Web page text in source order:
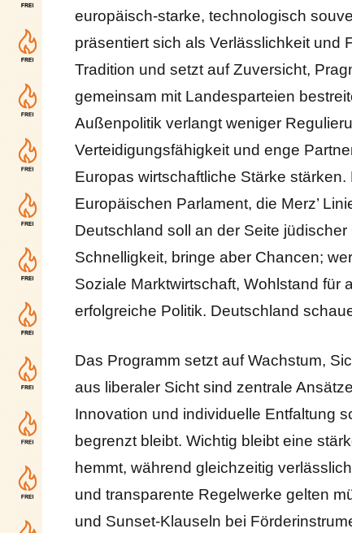
europäisch-starke, technologisch
präsentiert sich als Verlässlichkeit und
Tradition und setzt auf Zuversicht,
gemeinsam mit Landesparteien
Außenpolitik verlangt weniger
Verteidigungsfähigkeit und enge
Europas wirtschaftliche Stärke
Europäischen Parlament, die Merz’
Deutschland soll an der Seite
Schnelligkeit, bringe aber Chancen;
Soziale Marktwirtschaft, Wohlstand für
erfolgreiche Politik. Deutschland
Das Programm setzt auf Wachstum,
aus liberaler Sicht sind zentrale
Innovation und individuelle Entfaltung
begrenzt bleibt. Wichtig bleibt eine
hemmt, während gleichzeitig
und transparente Regelwerke gelten
und Sunset-Klauseln bei